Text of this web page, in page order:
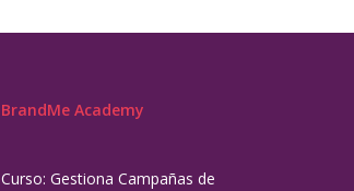
BrandMe Academy
Curso: Gestiona Campañas de